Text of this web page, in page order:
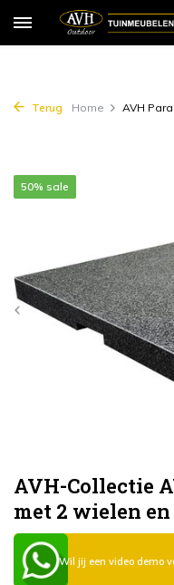
Terug Home AVH
AVH-Collectie
met 2 wielen
50% sale
Wil jij een video demo